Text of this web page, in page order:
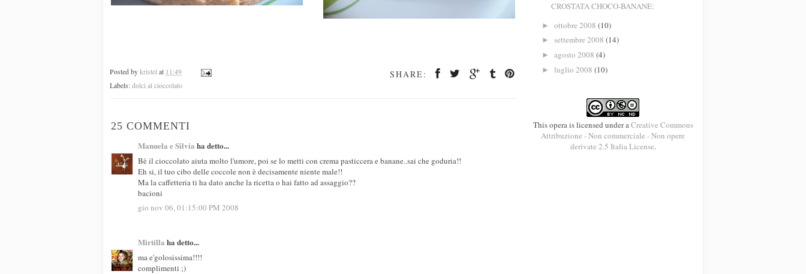
SHARE:
Posted by kristel at 11:49
Labels: dolci al cioccolato
25 COMMENTI
Manuela e Silvia ha detto...
Bè il cioccolato aiuta molto l'umore, poi se lo metti con crema pasticcera e banane..sai che goduria!!
Eh si, il tuo cibo delle coccole non è decisamente niente male!!
Ma la caffetteria ti ha dato anche la ricetta o hai fatto ad assaggio??
bacioni
gio nov 06, 01:15:00 PM 2008
Mirtilla ha detto...
ma e'golosissima!!!!
complimenti ;)
CROSTATA CHOCO-BANANE:
► ottobre 2008 (10)
► settembre 2008 (14)
► agosto 2008 (4)
► luglio 2008 (10)
This opera is licensed under a Creative Commons
Attribuzione - Non commerciale - Non opere
derivate 2.5 Italia License.